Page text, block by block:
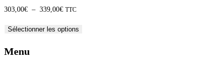
303,00€ – 339,00€Plage
TTC
Sélectionner les options
Menu